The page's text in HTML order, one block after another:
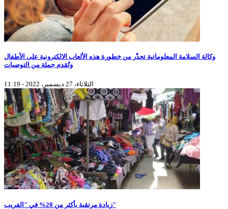
وكالة السلامة المعلوماتية تحذّر من خطورة هذه الألعاب الالكترونية على الأطفال
وتُقدم جملة من التوصيات
الثلاثاء، 27 ديسمبر، 2022 - 11:19
زيادة مرتقبة بأكثر من 20% في "الفريب"